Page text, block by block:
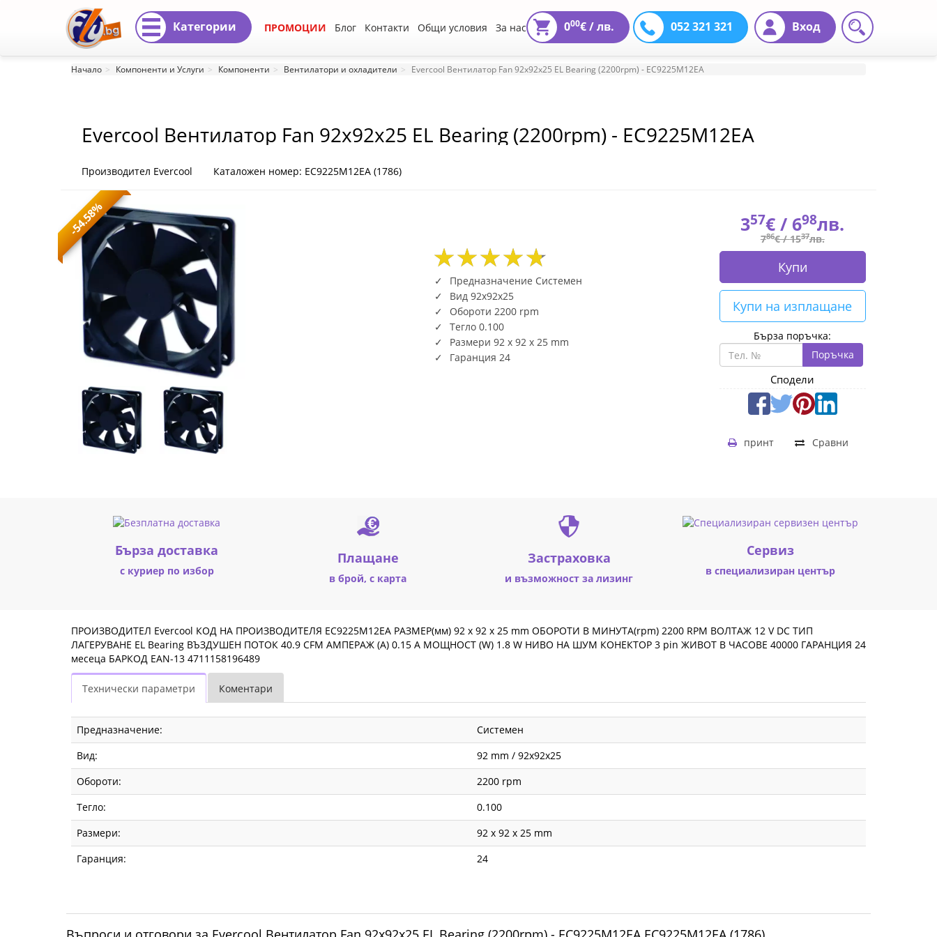
Evercool
92x92x25
EL
Bearing
(2200rpm)
-
EC9225M12EA
EC9225M12EA
(1786)
Fly.bg
Категории ПРОМОЦИИ Блог Контакти Общи условия За нас Вход
052 321 321
000€ /лв.
Начало Компоненти и Услуги Компоненти Вентилатори и охладители Evercool Вентилатор Fan 92x92x25 EL Bearing (2200rpm) - EC9225M12EA
Evercool Вентилатор Fan 92x92x25 EL Bearing (2200rpm) - EC9225M12EA
Производител Evercool Каталожен номер: EC9225M12EA (1786)
-54.58%
Предназначение Системен
Вид 92x92x25
Обороти 2200 rpm
Тегло 0.100
Размери 92 x 92 x 25 mm
Гаранция 24
357€ / 698лв.
786€ /1537лв.
Купи
Купи на изплащане
Бърза поръчка:
Поръчка
Сподели
Сравни
принт
Бърза доставка
с куриер по избор
Плащане
в брой, с карта
Застраховка
и възможност за лизинг
Cервиз
в специализиран център
ПРОИЗВОДИТЕЛ Evercool КОД НА ПРОИЗВОДИТЕЛЯ EC9225M12EA РАЗМЕР(мм) 92 x 92 x 25 mm ОБОРОТИ В МИНУТА(rpm) 2200 RPM ВОЛТАЖ 12 V DC ТИП
ЛАГЕРУВАНЕ EL Bearing ВЪЗДУШЕН ПОТОК 40.9 CFM АМПЕРАЖ (A) 0.15 A МОЩНОСТ (W) 1.8 W НИВО НА ШУМ КОНЕКТОР 3 pin ЖИВОТ В ЧАСОВЕ 40000 ГАРАНЦИЯ 24
месеца БАРКОД EAN-13 4711158196489
Технически параметри Коментари
Предназначение:
Системен
Вид:
92 mm / 92x92x25
Обороти:
2200 rpm
Тегло:
0.100
Размери:
92 x 92 x 25 mm
Гаранция:
24